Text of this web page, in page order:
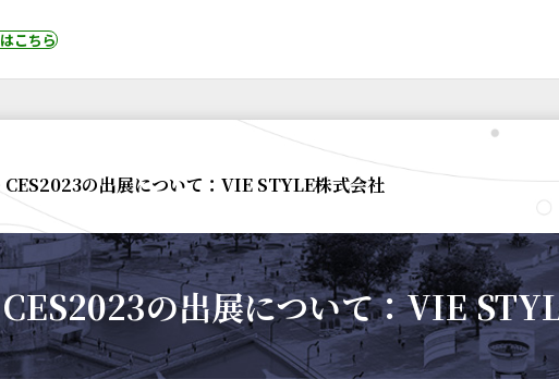
はこちら
CES2023の出展について：VIE STYLE株式会社
CES2023の出展について：VIE